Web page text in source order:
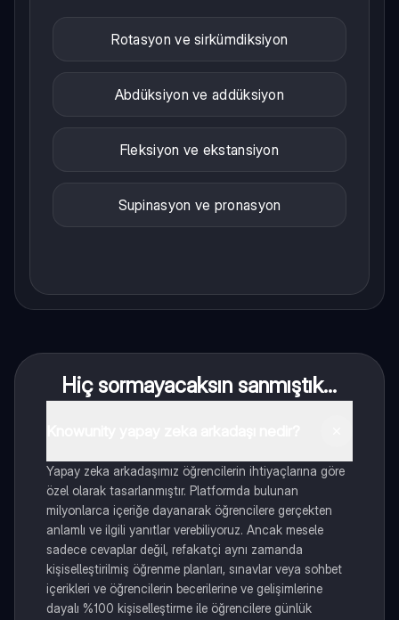
Rotasyon ve sirkümdiksiyon
Abdüksiyon ve addüksiyon
Fleksiyon ve ekstansiyon
Supinasyon ve pronasyon
Hiç sormayacaksın sanmıştık...
Yapay zeka arkadaşımız öğrencilerin ihtiyaçlarına göre
özel olarak tasarlanmıştır. Platformda bulunan
milyonlarca içeriğe dayanarak öğrencilere gerçekten
anlamlı ve ilgili yanıtlar verebiliyoruz. Ancak mesele
sadece cevaplar değil, refakatçi aynı zamanda
kişiselleştirilmiş öğrenme planları, sınavlar veya sohbet
içerikleri ve öğrencilerin becerilerine ve gelişimlerine
dayalı %100 kişiselleştirme ile öğrencilere günlük